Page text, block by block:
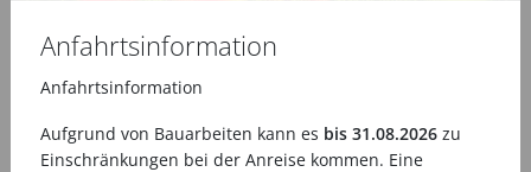
ÄHNLICHE PRODUKTE
Anfahrtsinformation
Anfahrtsinformation
Aufgrund von Bauarbeiten kann es bis 31.08.2026zu
Einschränkungen bei der Anreise kommen. Eine